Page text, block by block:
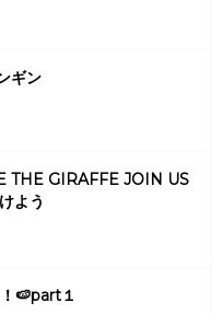
ギン
THE GIRAFFE JOIN US
よう
🍉part１